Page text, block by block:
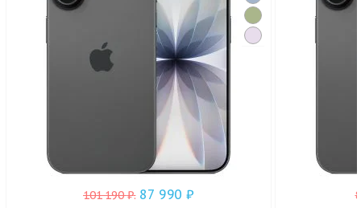
101 190₽. 87 990₽